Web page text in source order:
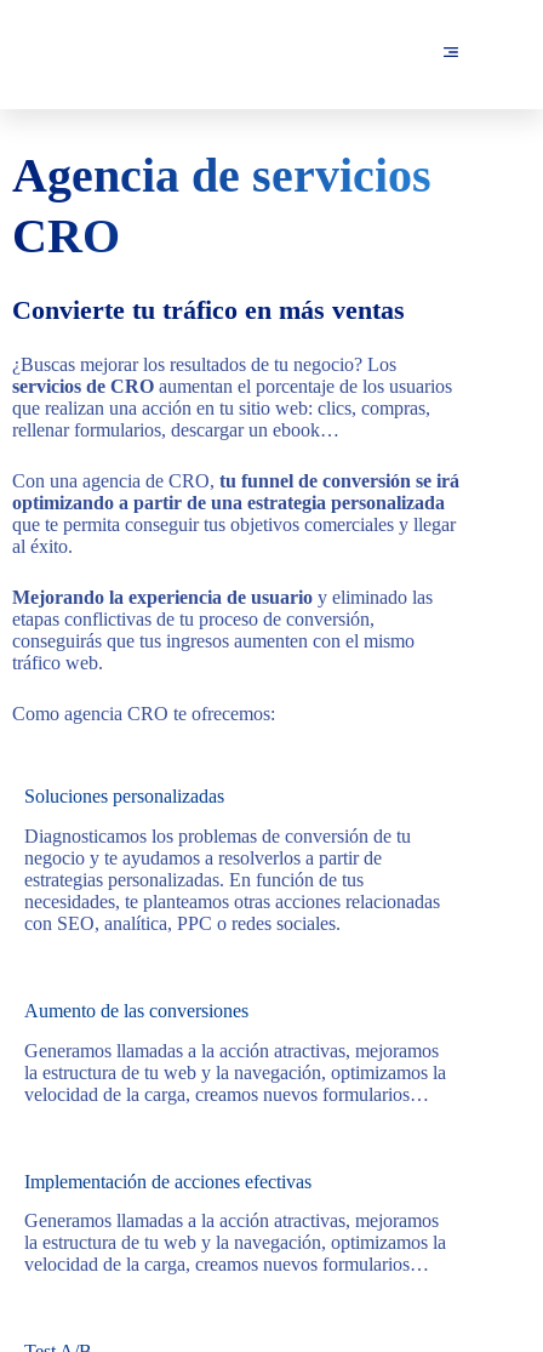
Agencia de servicios
CRO
Convierte tu tráfico en más ventas
¿Buscas mejorar los resultados de tu negocio? Los
servicios de CRO aumentan el porcentaje de los usuarios
que realizan una acción en tu sitio web: clics, compras,
rellenar formularios, descargar un ebook…
Con una agencia de CRO, tu funnel de conversión se irá
optimizando a partir de una estrategia personalizada
que te permita conseguir tus objetivos comerciales y llegar
al éxito.
Mejorando la experiencia de usuario y eliminado las
etapas conflictivas de tu proceso de conversión,
conseguirás que tus ingresos aumenten con el mismo
tráfico web.
Como agencia CRO te ofrecemos:
Soluciones personalizadas
Diagnosticamos los problemas de conversión de tu
negocio y te ayudamos a resolverlos a partir de
estrategias personalizadas. En función de tus
necesidades, te planteamos otras acciones relacionadas
con SEO, analítica, PPC o redes sociales.
Aumento de las conversiones
Generamos llamadas a la acción atractivas, mejoramos
la estructura de tu web y la navegación, optimizamos la
velocidad de la carga, creamos nuevos formularios…
Implementación de acciones efectivas
Generamos llamadas a la acción atractivas, mejoramos
la estructura de tu web y la navegación, optimizamos la
velocidad de la carga, creamos nuevos formularios…